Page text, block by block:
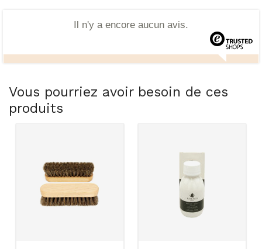
Il n'y a encore aucun avis.
Vous pourriez avoir besoin de ces
produits